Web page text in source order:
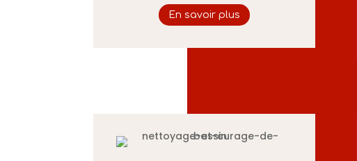
En savoir plus